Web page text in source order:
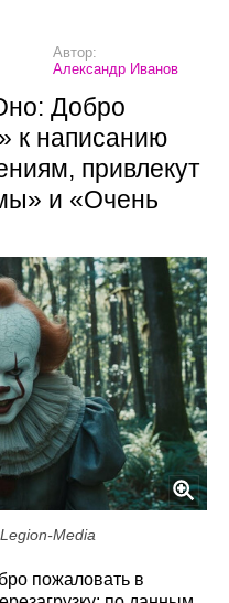
Автор:
Александр Иванов
Добро
к написанию
привлекут
и «Очень
Media
пожаловать в